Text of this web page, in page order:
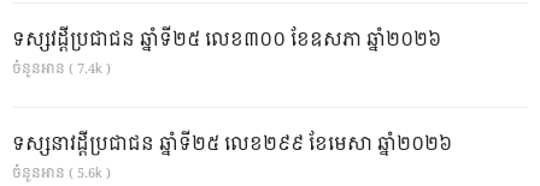
ទស្សវដ្តីប្រជាជន ឆ្នាំទី២៥ លេខ៣០០ ខែឧសភា ឆ្នាំ២០២៦
ចំនួនអាន ( 7.4k )
ទស្សនាវដ្ដីប្រជាជន ឆ្នាំទី២៥ លេខ២៩៩ ខែមេសា ឆ្នាំ២០២៦
ចំនួនអាន ( 5.6k )